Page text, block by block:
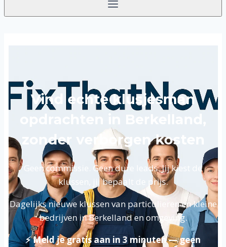
Vind echte klusjesman
zonder verborgen kosten
Geen commissie. Geen dure leads. Jij kiest de
klussen, jij bepaalt de prijs.
Dagelijks nieuwe klussen van particulieren en kleine
bedrijven in Berkelland en omgeving.
⚡ Meld je gratis aan in 3 minuten — geen